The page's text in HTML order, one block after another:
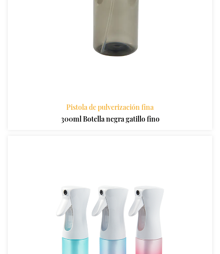
Pistola de pulverización fina
300ml Botella negra gatillo fino